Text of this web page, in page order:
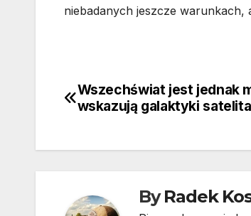
niebadanych jeszcze warunkach,
Nawigacja
Wszechświat jest jednak
wskazują galaktyki
ByRadek